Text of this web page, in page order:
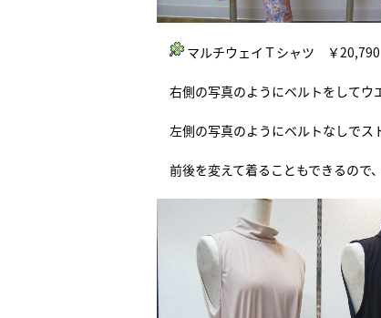
マルチウェイＴシャツ ￥20,790
右側の写真のようにベルトをしてウ
左側の写真のようにベルトなしでス
前後を変えて着ることもできるので